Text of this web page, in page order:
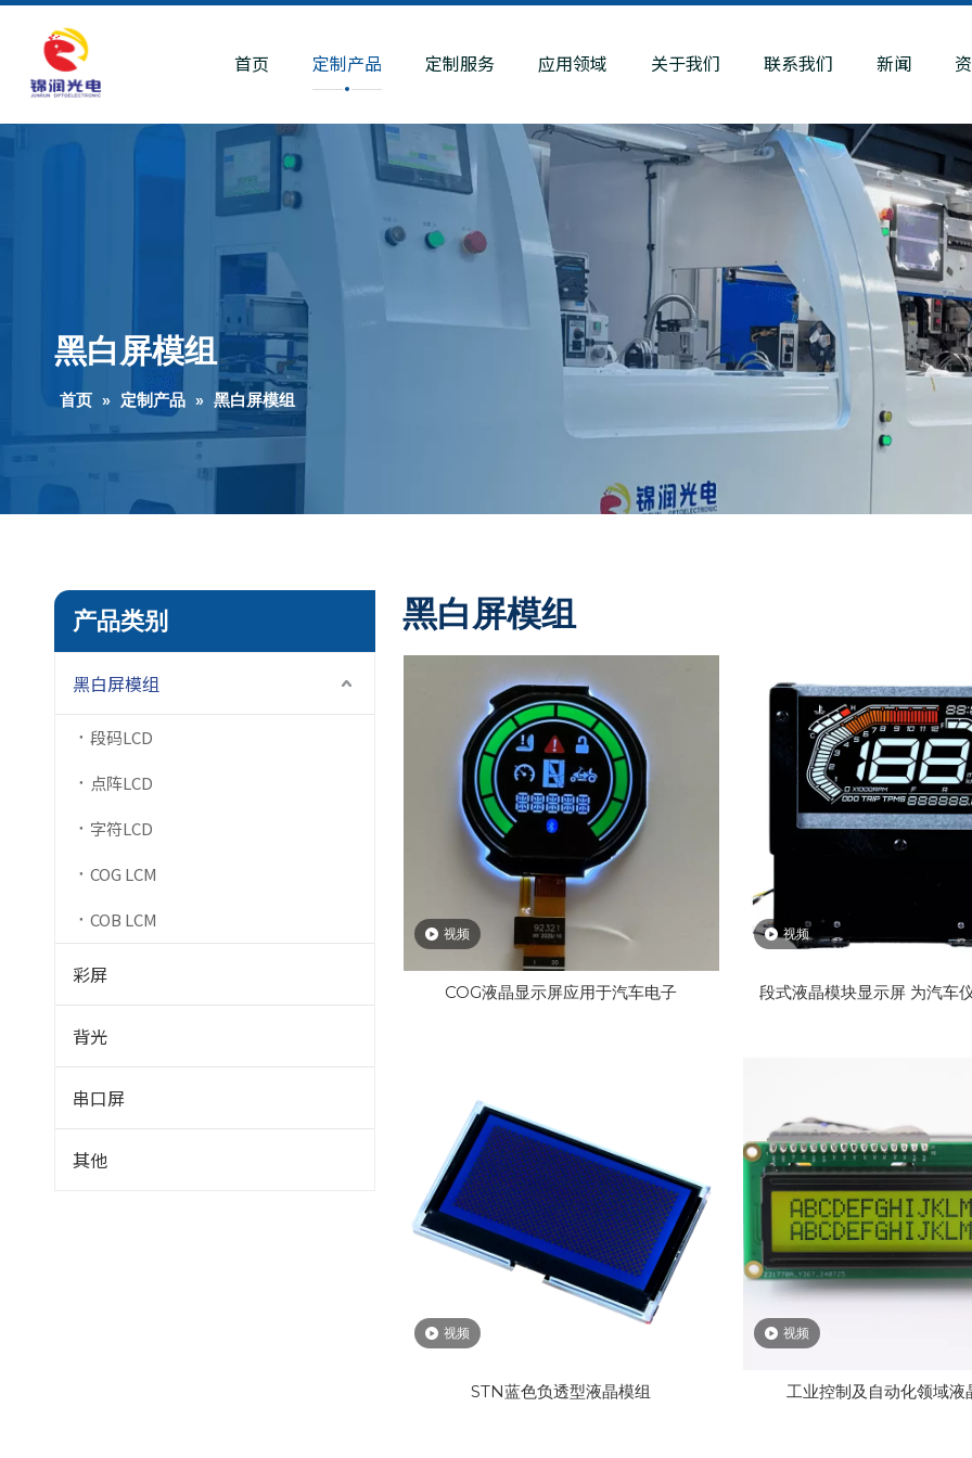
首页 定制产品 定制服务 应用领域 关于我们 联系我们 新闻
黑白屏模组
首页 » 定制产品 » 黑白屏模组
产品类别
黑白屏模组
段码LCD
点阵LCD
字符LCD
COG LCM
COB LCM
彩屏
背光
串口屏
其他
黑白屏模组
视频
COG液晶显示屏应用于汽车电子
视频
段式液晶模块显示屏 为汽车
视频
STN蓝色负透型液晶模组
视频
工业控制及自动化领域液